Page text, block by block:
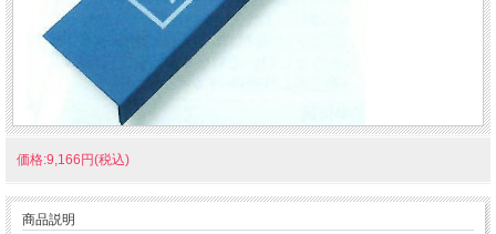
価格:9,166円(税込)
商品説明